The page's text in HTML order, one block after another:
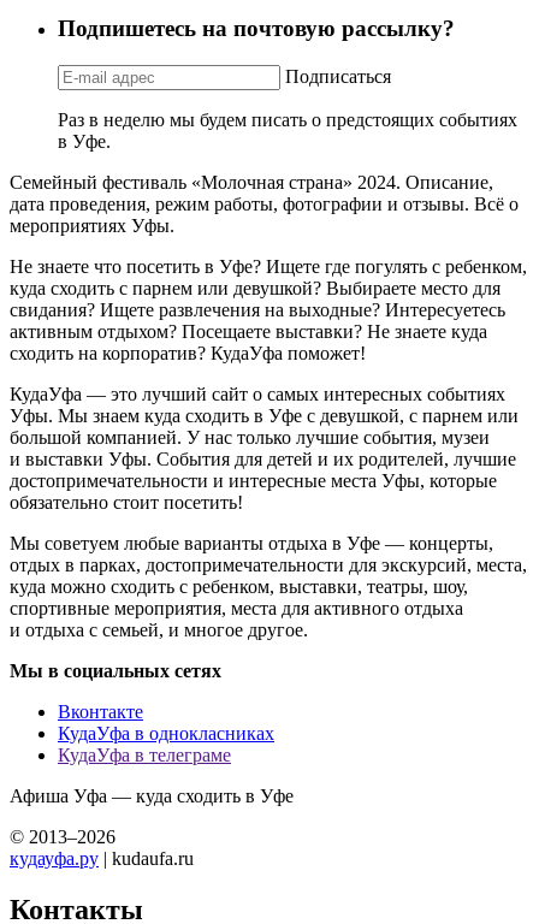
Подпишетесь на почтовую рассылку?
Подписаться
Раз в неделю мы будем писать о предстоящих событиях
в Уфе.
Семейный фестиваль «Молочная страна» 2024. Описание,
дата проведения, режим работы, фотографии и отзывы. Всё о
мероприятиях Уфы.
Не знаете что посетить в Уфе? Ищете где погулять с ребенком,
куда сходить с парнем или девушкой? Выбираете место для
свидания? Ищете развлечения на выходные? Интересуетесь
активным отдыхом? Посещаете выставки? Не знаете куда
сходить на корпоратив? КудаУфа поможет!
КудаУфа — это лучший сайт о самых интересных событиях
Уфы. Мы знаем куда сходить в Уфе с девушкой, с парнем или
большой компанией. У нас только лучшие события, музеи
и выставки Уфы. События для детей и их родителей, лучшие
достопримечательности и интересные места Уфы, которые
обязательно стоит посетить!
Мы советуем любые варианты отдыха в Уфе — концерты,
отдых в парках, достопримечательности для экскурсий, места,
куда можно сходить с ребенком, выставки, театры, шоу,
спортивные мероприятия, места для активного отдыха
и отдыха с семьей, и многое другое.
Мы в социальных сетях
Вконтакте
КудаУфа в однокласниках
КудаУфа в телеграме
Афиша Уфа — куда сходить в Уфе
© 2013–2026
кудауфа.ру | kudaufa.ru
Контакты